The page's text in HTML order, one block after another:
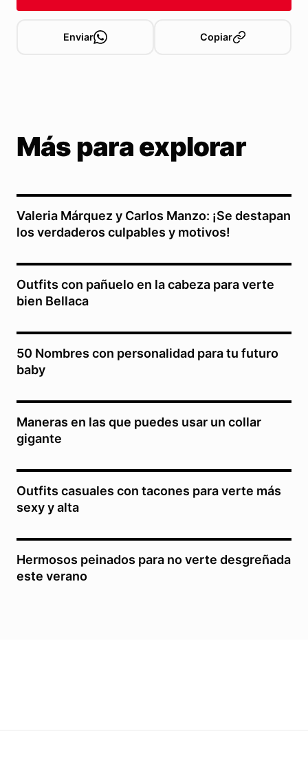
Enviar Copiar
Más para explorar
Valeria Márquez y Carlos Manzo: ¡Se destapan
los verdaderos culpables y motivos!
Outfits con pañuelo en la cabeza para verte
bien Bellaca
50 Nombres con personalidad para tu futuro
baby
Maneras en las que puedes usar un collar
gigante
Outfits casuales con tacones para verte más
sexy y alta
Hermosos peinados para no verte desgreñada
este verano